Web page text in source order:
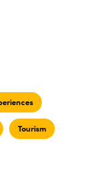
Tourism